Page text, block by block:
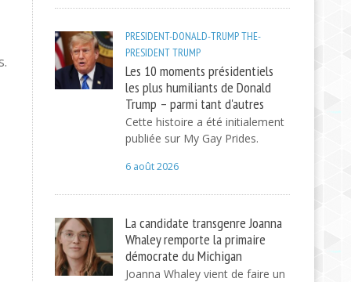
PRESIDENT-DONALD-TRUMPTHE-
PRESIDENTTRUMP
Les 10 moments présidentiels
les plus humiliants de Donald
Trump – parmi tant d'autres
Cette histoire a été initialement
publiée sur My Gay Prides.
6 août 2026
La candidate transgenre Joanna
Whaley remporte la primaire
démocrate du Michigan
Joanna Whaley vient de faire un